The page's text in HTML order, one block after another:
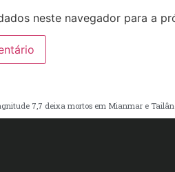
neste navegador para a
7,7 deixa mortos em Mianmar e